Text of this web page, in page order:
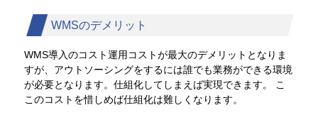
WMSのデメリット
WMS導入のコスト運用コストが最大のデメリットとなりま
すが、アウトソーシングをするには誰でも業務ができる環境
が必要となります。仕組化してしまえば実現できます。 こ
このコストを惜しめば仕組化は難しくなります。